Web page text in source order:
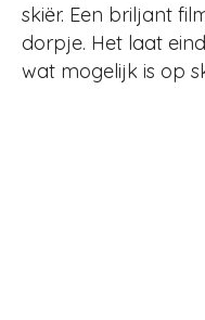
skiër. Een briljant
dorpje. Het laat
wat mogelijk is op